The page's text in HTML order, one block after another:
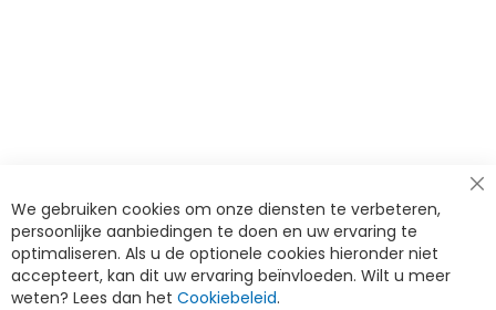
We gebruiken cookies om onze diensten te verbeteren,
persoonlijke aanbiedingen te doen en uw ervaring te
optimaliseren. Als u de optionele cookies hieronder niet
accepteert, kan dit uw ervaring beïnvloeden. Wilt u meer
weten? Lees dan het Cookiebeleid.